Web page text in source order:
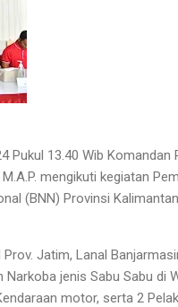
Pukul 13.40 Wib Komandan
mengikuti kegiatan
(BNN) Provinsi Kalimantan
Jatim, Lanal
jenis Sabu Sabu di
motor, serta 2